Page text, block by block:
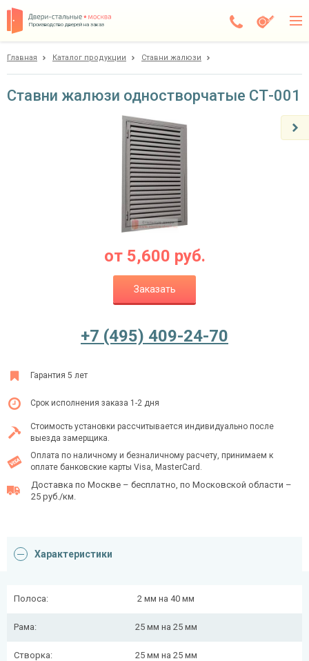
Производство дверей на заказ
+7 (495) 409-24-70
Главная Каталог продукции Ставни жалюзи
Ставни жалюзи одностворчатые СТ-001
от 5,600 руб.
Заказать
+7 (495) 409-24-70
Гарантия 5 лет
Срок исполнения заказа 1-2 дня
Стоимость установки рассчитывается индивидуально после
выезда замерщика.
Оплата по наличному и безналичному расчету, принимаем к
оплате банковские карты Visa, MasterCard.
Доставка по Москве – бесплатно, по Московской области –
25 руб./км.
Характеристики
Полоса: 2 мм на 40 мм
Рама: 25 мм на 25 мм
Створка: 25 мм на 25 мм